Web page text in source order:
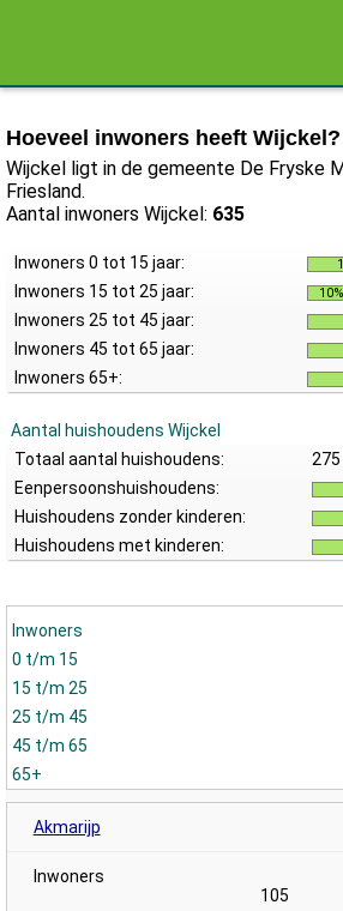
Hoeveel inwoners heeft Wijckel?
Wijckel ligt in de gemeente De Fryske
Friesland.
Aantal inwoners Wijckel: 635
Inwoners 0 tot 15 jaar:
Inwoners 15 tot 25 jaar: 10%
Inwoners 25 tot 45 jaar:
Inwoners 45 tot 65 jaar:
Inwoners 65+:
Aantal huishoudens Wijckel
Totaal aantal huishoudens:
275
Eenpersoonshuishoudens:
Huishoudens zonder kinderen:
Huishoudens met kinderen:
Inwoners
0 t/m 15
15 t/m 25
25 t/m 45
45 t/m 65
65+
Akmarijp
105